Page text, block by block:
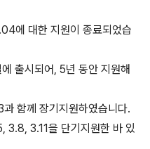
에 대한 지원이 종료되었습
출시되어, 5년 동안 지원해
함께 장기지원하였습니다.
3.8, 3.11을 단기지원한 바 있